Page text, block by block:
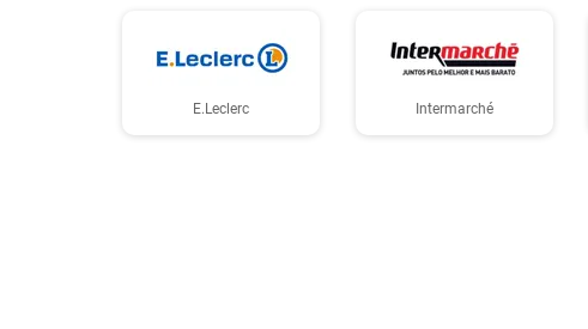
E.Leclerc Intermarché